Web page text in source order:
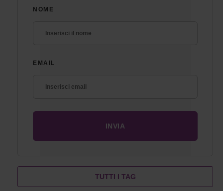
NOME
EMAIL
TUTTI I TAG